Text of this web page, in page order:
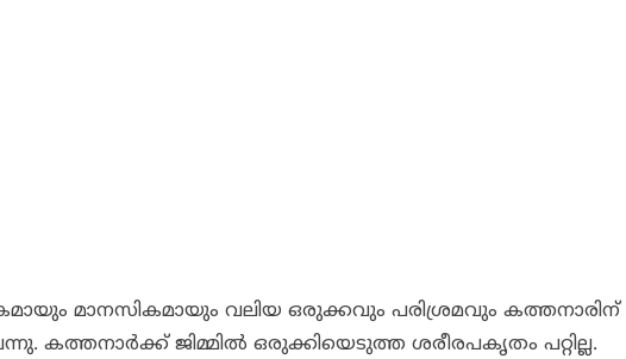
മാനസികമായും വലിയ ഒരുക്കവും പരിശ്രമവും കത്തനാരിന്
കത്തനാര്‍ക്ക് ജിമ്മില്‍ ഒരുക്കിയെടുത്ത ശരീരപകൃതം പറ്റില്ല.